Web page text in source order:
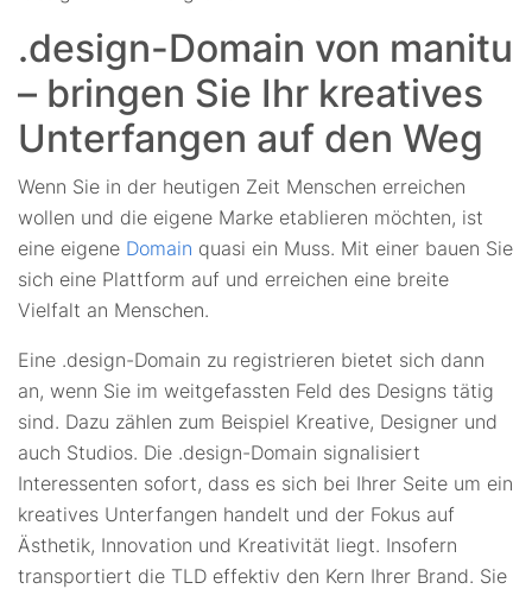
.design-Domain von manitu
– bringen Sie Ihr kreatives
Unterfangen auf den Weg
Wenn Sie in der heutigen Zeit Menschen erreichen
wollen und die eigene Marke etablieren möchten, ist
eine eigene Domain quasi ein Muss. Mit einer bauen Sie
sich eine Plattform auf und erreichen eine breite
Vielfalt an Menschen.
Eine .design-Domain zu registrieren bietet sich dann
an, wenn Sie im weitgefassten Feld des Designs tätig
sind. Dazu zählen zum Beispiel Kreative, Designer und
auch Studios. Die .design-Domain signalisiert
Interessenten sofort, dass es sich bei Ihrer Seite um ein
kreatives Unterfangen handelt und der Fokus auf
Ästhetik, Innovation und Kreativität liegt. Insofern
transportiert die TLD effektiv den Kern Ihrer Brand. Sie